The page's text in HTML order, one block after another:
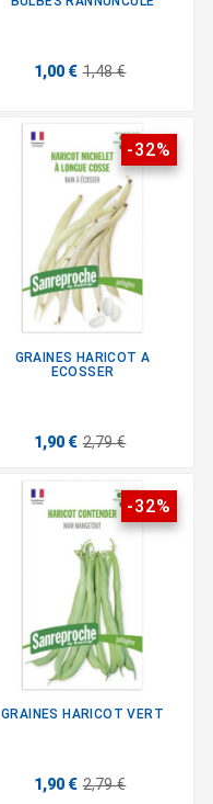
1,00 € 1,48 €
-32%
GRAINES HARICOT A
ECOSSER
1,90 € 2,79 €
-32%
GRAINES HARICOT VERT
1,90 € 2,79 €